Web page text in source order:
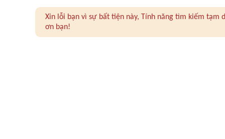
Xin lỗi bạn vì sự bất tiện này, Tính năng tìm kiếm
ơn bạn!